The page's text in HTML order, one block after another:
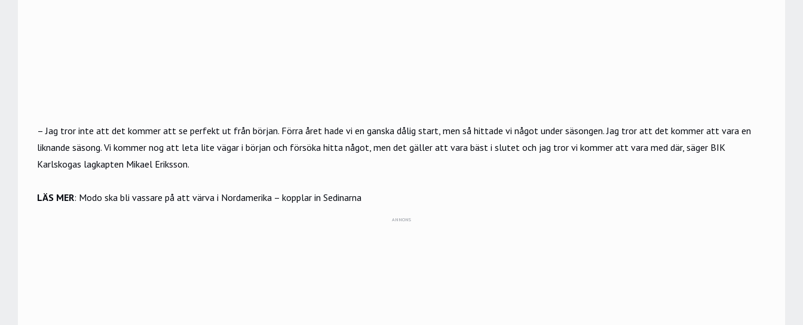
– Jag tror inte att det kommer att se perfekt ut från början. Förra året hade vi en ganska dålig start, men så hittade vi något under säsongen. Jag tror att det kommer att vara en
liknande säsong. Vi kommer nog att leta lite vägar i början och försöka hitta något, men det gäller att vara bäst i slutet och jag tror vi kommer att vara med där, säger BIK
Karlskogas lagkapten Mikael Eriksson.
LÄS MER: Modo ska bli vassare på att värva i Nordamerika – kopplar in Sedinarna
ANNONS